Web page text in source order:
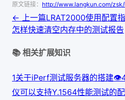
原文链接： http://www.langkun.com/zsk/
← 上一篇LRAT2000使用配置
怎样快速清空内存中的测试报告
📚 相关扩展知识
1关于iPerf测试服务器的搭建👁
仪可以支持Y.1564性能测试的